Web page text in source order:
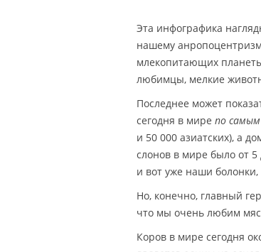
Эта инфографика
нашему
млекопитающих
любимцы, мелкие
Последнее может
сегодня в мире по
и 50 000 азиатских), а
слонов в мире было от
и вот уже наши
Но, конечно, главный
что мы очень любим
Коров в мире сегодня